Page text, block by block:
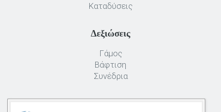
Καταδύσεις
Δεξιώσεις
Γάμος
Βάφτιση
Συνέδρια